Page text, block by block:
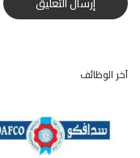
آخر الوظائف